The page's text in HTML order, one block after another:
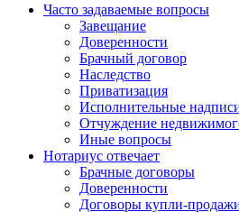
Часто задаваемые вопросы
Завещание
Доверенности
Брачный договор
Наследство
Приватизация
Исполнительные
Отчуждение
Иные вопросы
Нотариус отвечает
Брачные договоры
Доверенности
Договоры купли-